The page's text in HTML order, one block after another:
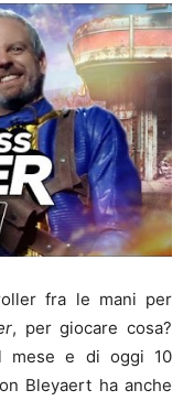
fra le mani per
, per giocare cosa?
mese e di oggi 10
Bleyaert ha anche